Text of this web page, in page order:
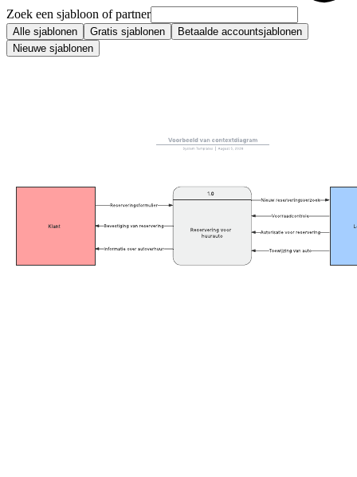
Zoek een sjabloon of partner
Alle sjablonen Gratis sjablonen
Betaalde accountsjablonen
Nieuwe sjablonen